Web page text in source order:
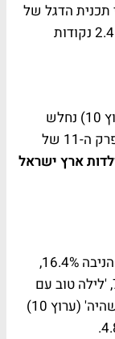
עולה כי תכנית הדגל של
קשת רשמה אתמול 32.2%, התחזקות של 2.4 נקודות
(ערוץ 10) נחלש
וקיבל 8.6%, מול 10.2% בראשון שעבר. הפרק ה-11 של
ארץ ישראל
'היום בלילה עם גורי אלפי' (קשת, ערוץ 2) הניבה 16.4%,
'תכנית הלילה' (קשת, ערוץ 2) קיבלה 7.2%, 'לילה טוב עם
אסף הראל' (ערוץ 10) רשמה 3.8%, 'היום שהיה' (ערוץ 10)